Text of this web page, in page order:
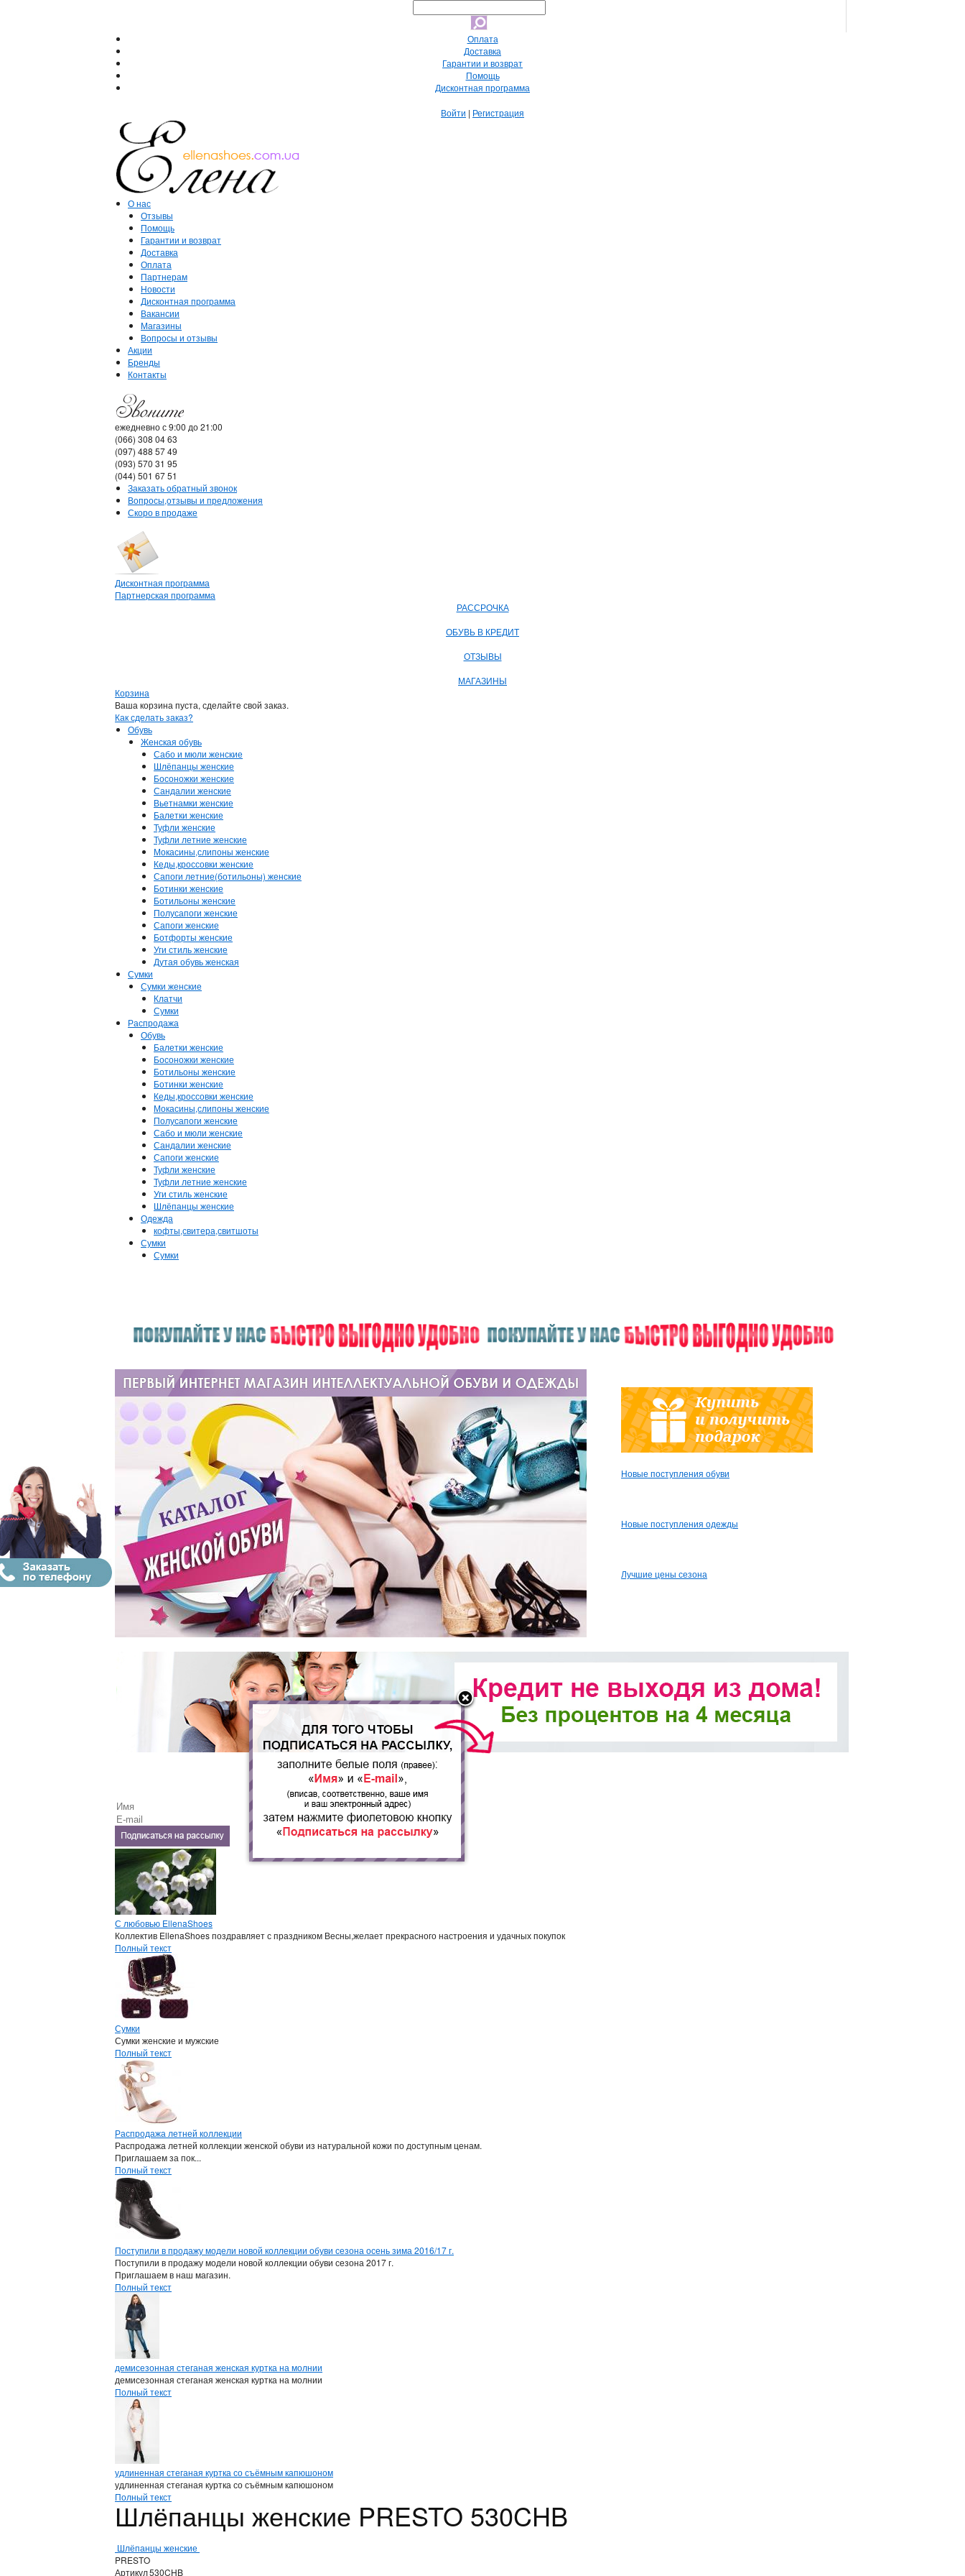
Оплата
Доставка
Гарантии и возврат
Помощь
Дисконтная программа
Войти | Регистрация
О нас
Отзывы
Помощь
Гарантии и возврат
Доставка
Оплата
Партнерам
Новости
Дисконтная программа
Вакансии
Магазины
Вопросы и отзывы
Акции
Бренды
Контакты
ежедневно с 9:00 до 21:00
(066) 308 04 63
(097) 488 57 49
(093) 570 31 95
(044) 501 67 51
Заказать обратный звонок
Вопросы,отзывы и предложения
Скоро в продаже
Дисконтная программа
Партнерская программа
РАССРОЧКА
ОБУВЬ В КРЕДИТ
ОТЗЫВЫ
МАГАЗИНЫ
Корзина
Ваша корзина пуста, сделайте свой заказ.
Как сделать заказ?
Обувь
Женская обувь
Сабо и мюли женские
Шлёпанцы женские
Босоножки женские
Сандалии женские
Вьетнамки женские
Балетки женские
Туфли женские
Туфли летние женские
Мокасины,слипоны женские
Кеды,кроссовки женские
Сапоги летние(ботильоны) женские
Ботинки женские
Ботильоны женские
Полусапоги женские
Сапоги женские
Ботфорты женские
Уги стиль женские
Дутая обувь женская
Сумки
Сумки женские
Клатчи
Сумки
Распродажа
Обувь
Балетки женские
Босоножки женские
Ботильоны женские
Ботинки женские
Кеды,кроссовки женские
Мокасины,слипоны женские
Полусапоги женские
Сабо и мюли женские
Сандалии женские
Сапоги женские
Туфли женские
Туфли летние женские
Уги стиль женские
Шлёпанцы женские
Одежда
кофты,свитера,свитшоты
Сумки
Сумки
Новые поступления обуви
Новые поступления одежды
Лучшие цены сезона
С любовью EllenaShoes
Коллектив EllenaShoes поздравляет с праздником Весны,желает прекрасного настроения и удачных покупок
Полный текст
Сумки
Сумки женские и мужские
Полный текст
Распродажа летней коллекции
Распродажа летней коллекции женской обуви из натуральной кожи по доступным ценам.
Приглашаем за пок...
Полный текст
Поступили в продажу модели новой коллекции обуви сезона осень зима 2016/17 г.
Поступили в продажу модели новой коллекции обуви сезона 2017 г.
Приглашаем в наш магазин.
Полный текст
демисезонная стеганая женская куртка на молнии
демисезонная стеганая женская куртка на молнии
Полный текст
удлиненная стеганая куртка со съёмным капюшоном
удлиненная стеганая куртка со съёмным капюшоном
Полный текст
Шлёпанцы женские PRESTO 530CHB
Шлёпанцы женские
PRESTO
Артикул530CHB